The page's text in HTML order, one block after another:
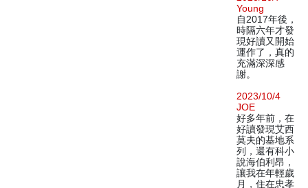
Young
自2017年後，
時隔六年才發
現好讀又開始
運作了，真的
充滿深深感
謝。
2023/10/4
JOE
好多年前，在
好讀發現艾西
莫夫的基地系
列，還有科小
說海伯利昂，
讓我在年輕歲
月，住在忠孝